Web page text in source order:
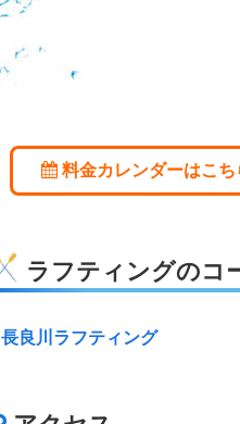
料金カレンダーはこち
ラフティングのコ
長良川ラフティング